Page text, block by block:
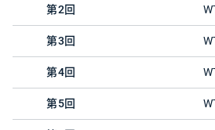
第2回
第3回
第4回
第5回